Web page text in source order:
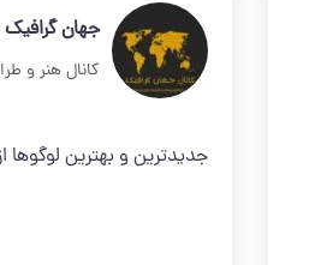
جهان گرافیک
کانال هنر و
جدیدترین و بهترین لوگوها